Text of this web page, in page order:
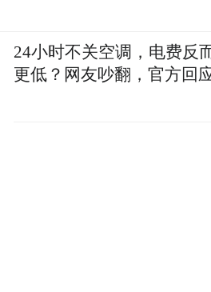
24小时不关空调，电费反
更低？网友吵翻，官方回